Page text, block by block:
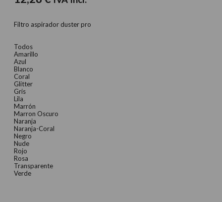
Filtro aspirador duster pro
Todos
Amarillo
Azul
Blanco
Coral
Glitter
Gris
Lila
Marrón
Marron Oscuro
Naranja
Naranja-Coral
Negro
Nude
Rojo
Rosa
Transparente
Verde